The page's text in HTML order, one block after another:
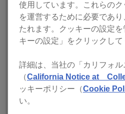
エフェクトの種類を素早
がオフになることがある
HOT CUEやMEMORY
ことがある問題を修正
し、Macで楽曲をインポー
接続するとインポートし
ァイルになる問題を修正
使用しています。これらの
を運営するために必要であ
たれます。クッキーの設定
キーの設定」をクリックして
詳細は、当社の「カリフォ
（California Notice at
ッキーポリシー（Cookie
い。